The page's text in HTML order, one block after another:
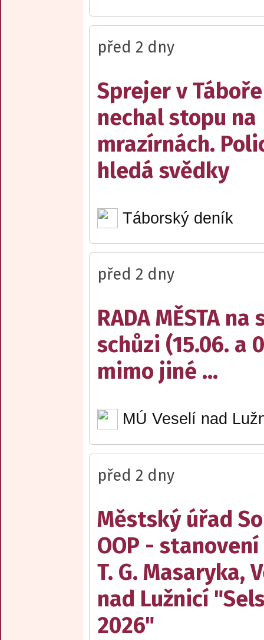
před 2 dny
Sprejer v Táboře
nechal stopu na
mrazírnách.
hledá svědky
Táborský deník
před 2 dny
RADA MĚSTA na
schůzi (15.06. a
mimo jiné ...
MÚ Veselí nad
před 2 dny
Městský úřad
OOP -
T. G. Masaryka,
nad Lužnicí
2026"